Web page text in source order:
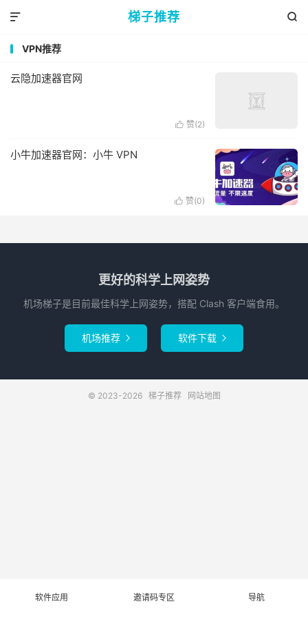
梯子推荐 

VPN推荐
云隐加速器官网
 赞(2)
小牛加速器官网：小牛 VPN
 赞(0)
更好的科学上网姿势
机场梯子是目前最佳科学上网姿势，搭配 Clash 客户端食用。
机场推荐  软件下载 
© 2023-2026 梯子推荐 网站地图
软件应用 邀请码专区 导航